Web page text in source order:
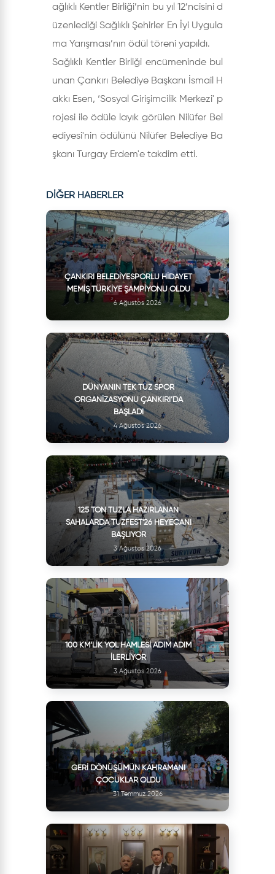
ağlıklı Kentler Birliği’nin bu yıl 12’ncisini d
üzenlediği Sağlıklı Şehirler En İyi Uygula
ma Yarışması’nın ödül töreni yapıldı.
Sağlıklı Kentler Birliği encümeninde bul
unan Çankırı Belediye Başkanı İsmail H
akkı Esen, ‘Sosyal Girişimcilik Merkezi' p
rojesi ile ödüle layık görülen Nilüfer Bel
ediyesi'nin ödülünü Nilüfer Belediye Ba
şkanı Turgay Erdem'e takdim etti.
DİĞER HABERLER
ÇANKIRI BELEDIYESPORLU HIDAYET
MEMIŞ TÜRKIYE ŞAMPIYONU OLDU
6 Ağustos 2026
DÜNYANIN TEK TUZ SPOR
ORGANIZASYONU ÇANKIRI’DA
BAŞLADI
4 Ağustos 2026
125 TON TUZLA HAZIRLANAN
SAHALARDA TUZFEST'26 HEYECANI
BAŞLIYOR
3 Ağustos 2026
100 KM’LIK YOL HAMLESI ADIM ADIM
İLERLIYOR
3 Ağustos 2026
GERI DÖNÜŞÜMÜN KAHRAMANI
ÇOCUKLAR OLDU
31 Temmuz 2026